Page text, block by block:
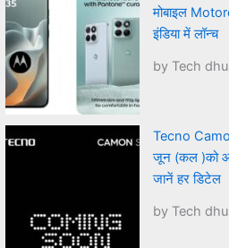
मोबाइल
इंडिया में लॉन्च
by Tech
Tecno
जून (कल )को आ
जानें हर डिटेल
by Tech